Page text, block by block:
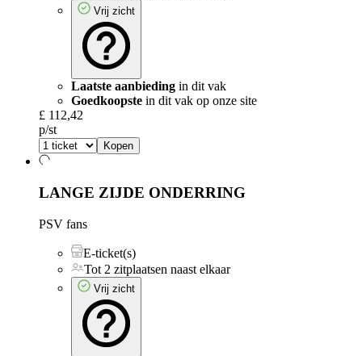
Vrij zicht
Laatste aanbieding in dit vak
Goedkoopste in dit vak op onze site
£ 112,42
p/st
Kopen
LANGE ZIJDE ONDERRING
PSV fans
E-ticket(s)
Tot 2 zitplaatsen naast elkaar
Vrij zicht